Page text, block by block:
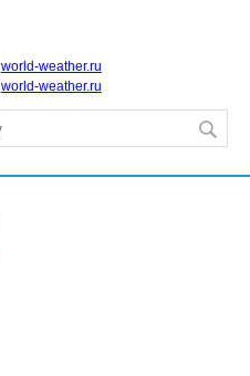
world-weather.ru
world-weather.ru